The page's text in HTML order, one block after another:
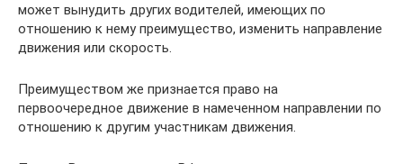
может вынудить других водителей, имеющих по
отношению к нему преимущество, изменить направление
движения или скорость.
Преимуществом же признается право на
первоочередное движение в намеченном направлении по
отношению к другим участникам движения.